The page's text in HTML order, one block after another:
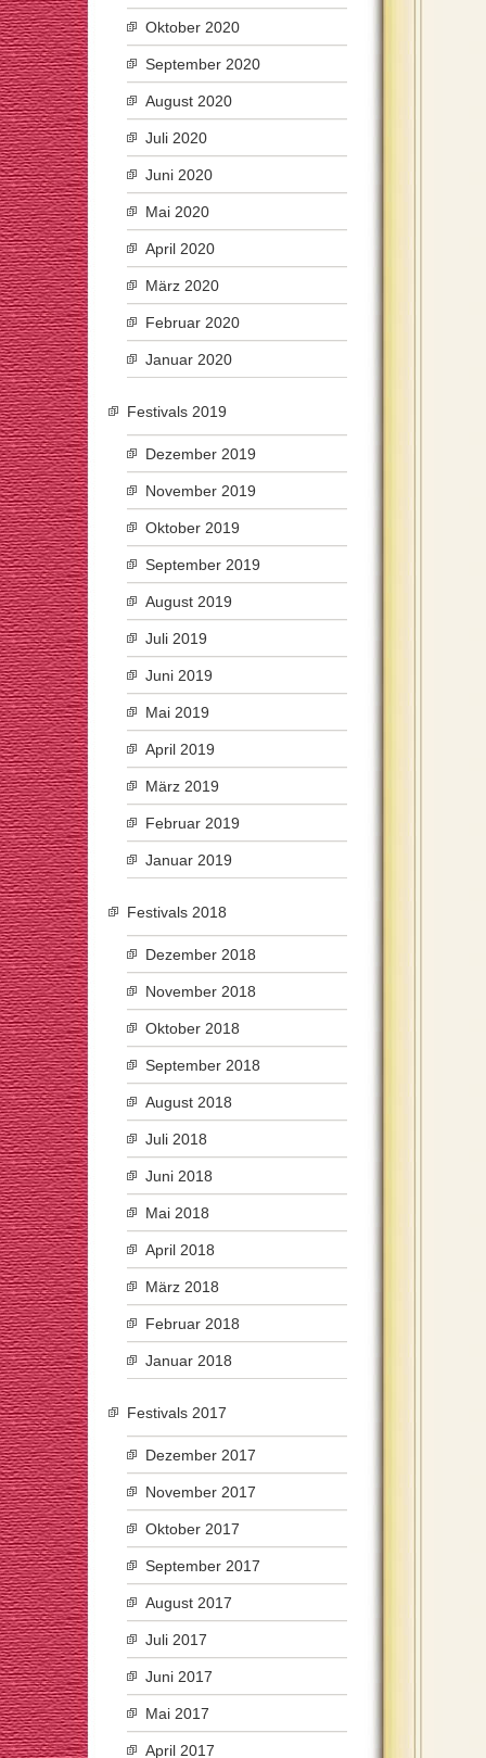
Oktober 2020
September 2020
August 2020
Juli 2020
Juni 2020
Mai 2020
April 2020
März 2020
Februar 2020
Januar 2020
Festivals 2019
Dezember 2019
November 2019
Oktober 2019
September 2019
August 2019
Juli 2019
Juni 2019
Mai 2019
April 2019
März 2019
Februar 2019
Januar 2019
Festivals 2018
Dezember 2018
November 2018
Oktober 2018
September 2018
August 2018
Juli 2018
Juni 2018
Mai 2018
April 2018
März 2018
Februar 2018
Januar 2018
Festivals 2017
Dezember 2017
November 2017
Oktober 2017
September 2017
August 2017
Juli 2017
Juni 2017
Mai 2017
April 2017